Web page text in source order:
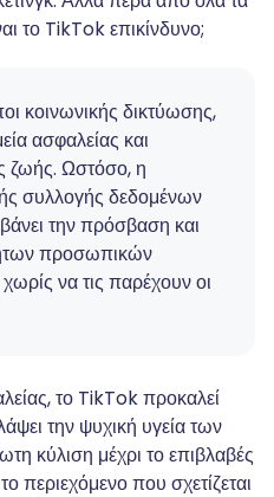
το TikTok επικίνδυνο;
κοινωνικής δικτύωσης,
ασφαλείας και
ζωής. Ωστόσο, η
συλλογής δεδομένων
την πρόσβαση και
προσωπικών
να τις παρέχουν οι
το TikTok προκαλεί
την ψυχική υγεία των
κύλιση μέχρι το επιβλαβές
περιεχόμενο που σχετίζεται